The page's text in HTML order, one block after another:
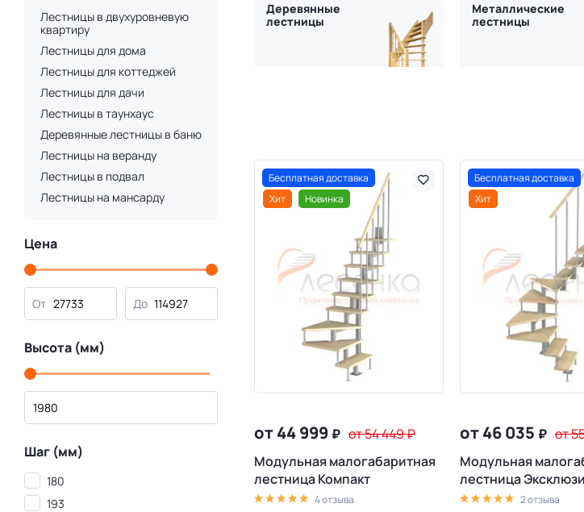
Лестницы в двухуровневую
квартиру
Лестницы для дома
Лестницы для коттеджей
Лестницы для дачи
Лестницы в таунхаус
Деревянные лестницы в баню
Лестницы на веранду
Лестницы в подвал
Лестницы на мансарду
Цена
От До
Высота (мм)
Шаг (мм)
180
193
Деревянные
лестницы
Металлические
лестницы
Бесплатная доставка
Хит
Новинка
от 44 999 ₽ от 54 449₽
Модульная малогабаритная
лестница Компакт
4 отзыва
Бесплатная доставка
Хит
от 46 035 ₽ от
Модульная
лестница
2 отзыва